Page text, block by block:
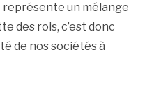
représente un mélange
des rois, c’est donc
de nos sociétés à